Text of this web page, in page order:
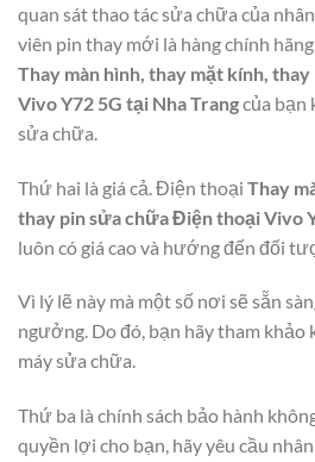
quan sát thao tác sửa chữa của
viên pin thay mới là hàng chính
Thay màn hình, thay mặt kính,
Vivo Y72 5G tại Nha Trangcủa bạn
sửa chữa.
Thứ hai là giá cả. Điện thoại Thay
thay pin sửa chữa Điện thoại Vivo
luôn có giá cao và hướng đến đối
Vì lý lẽ này mà một số nơi sẽ sẵn
ngưởng. Do đó, bạn hãy tham khảo
máy sửa chữa.
Thứ ba là chính sách bảo hành
quyền lợi cho bạn, hãy yêu cầu